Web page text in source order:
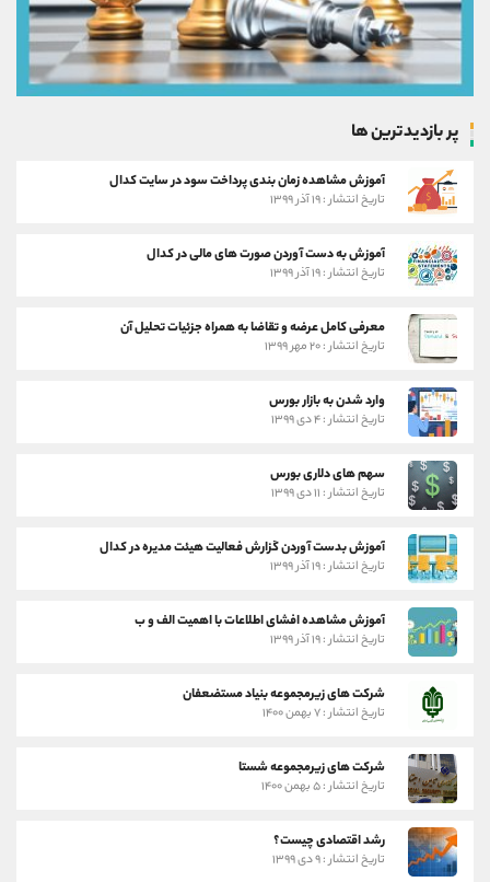
پر بازدیدترین ها
آموزش مشاهده زمان بندی پرداخت سود در سایت کدال
تاریخ انتشار : ۱۹ آذر ۱۳۹۹
آموزش به دست آوردن صورت های مالی در کدال
تاریخ انتشار : ۱۹ آذر ۱۳۹۹
معرفی کامل عرضه و تقاضا به همراه جزئیات تحلیل آن
تاریخ انتشار : ۲۰ مهر ۱۳۹۹
وارد شدن به بازار بورس
تاریخ انتشار : ۴ دی ۱۳۹۹
سهم های دلاری بورس
تاریخ انتشار : ۱۱ دی ۱۳۹۹
آموزش بدست آوردن گزارش فعالیت هیئت مدیره در کدال
تاریخ انتشار : ۱۹ آذر ۱۳۹۹
آموزش مشاهده افشای اطلاعات با اهمیت الف و ب
تاریخ انتشار : ۱۹ آذر ۱۳۹۹
شرکت های زیرمجموعه بنیاد مستضعفان
تاریخ انتشار : ۷ بهمن ۱۴۰۰
شرکت های زیرمجموعه شستا
تاریخ انتشار : ۵ بهمن ۱۴۰۰
رشد اقتصادی چیست؟
تاریخ انتشار : ۹ دی ۱۳۹۹